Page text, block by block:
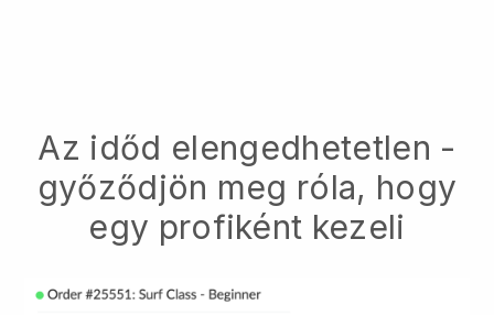
Az időd elengedhetetlen -
győződjön meg róla, hogy
egy profiként kezeli